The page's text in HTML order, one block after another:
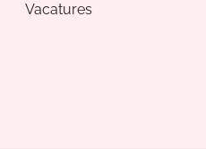
Vacatures